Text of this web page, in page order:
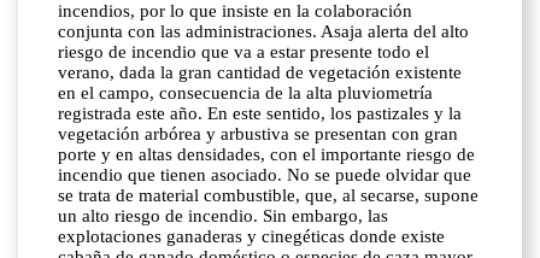
incendios, por lo que insiste en la colaboración
conjunta con las administraciones. Asaja alerta del alto
riesgo de incendio que va a estar presente todo el
verano, dada la gran cantidad de vegetación existente
en el campo, consecuencia de la alta pluviometría
registrada este año. En este sentido, los pastizales y la
vegetación arbórea y arbustiva se presentan con gran
porte y en altas densidades, con el importante riesgo de
incendio que tienen asociado. No se puede olvidar que
se trata de material combustible, que, al secarse, supone
un alto riesgo de incendio. Sin embargo, las
explotaciones ganaderas y cinegéticas donde existe